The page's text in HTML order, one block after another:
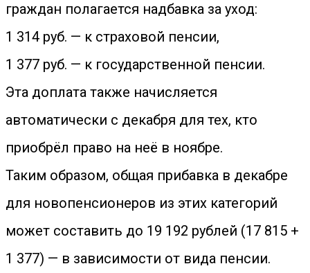
граждан полагается надбавка за уход:
1 314 руб. — к страховой пенсии,
1 377 руб. — к государственной пенсии.
Эта доплата также начисляется
автоматически с декабря для тех, кто
приобрёл право на неё в ноябре.
Таким образом, общая прибавка в декабре
для новопенсионеров из этих категорий
может составить до 19 192 рублей (17 815 +
1 377) — в зависимости от вида пенсии.